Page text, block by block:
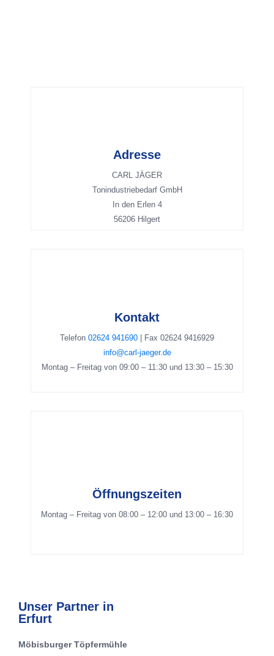
Adresse
CARL JÄGER
Tonindustriebedarf GmbH
In den Erlen 4
56206 Hilgert
Adresse
Carl Jäger
Tonindustriebedarf GmbH
In den Erlen 4
56206 Hilgert
Kontakt
Telefon 02624 941690 | Fax 02624 9416929
info@carl-jaeger.de
Montag – Freitag von 09:00 – 11:30 und 13:30 – 15:30
Kontakt
Telefon 02624 941690
Fax 02624 9416929
info@carl-jaeger.de
Öffnungszeiten
Montag – Freitag von 08:00 – 12:00 und 13:00 – 16:30
Telefon 02624 941690
Fax 02624 9416929
Unser Partner in
Erfurt
Möbisburger Töpfermühle